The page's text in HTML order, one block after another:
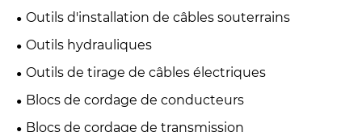
Outils d'installation de câbles souterrains
Outils hydrauliques
Outils de tirage de câbles électriques
Blocs de cordage de conducteurs
Blocs de cordage de transmission